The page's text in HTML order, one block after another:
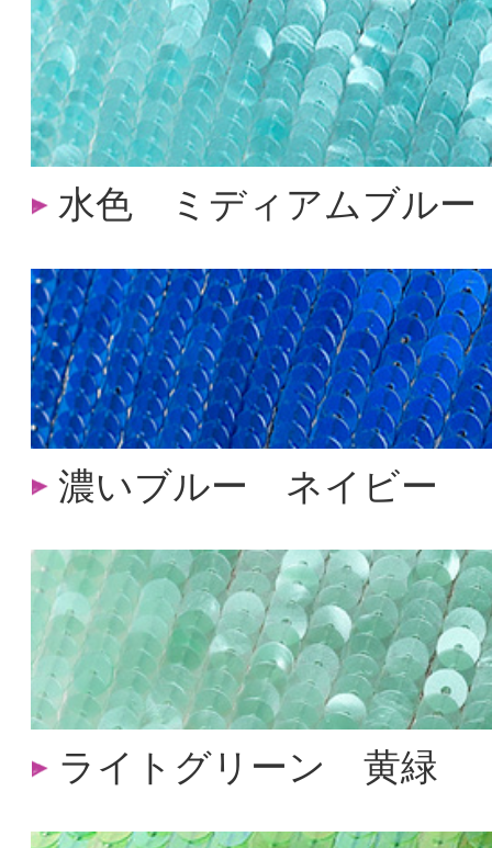
水色 ミディアムブルー
濃いブルー ネイビー
ライトグリーン 黄緑